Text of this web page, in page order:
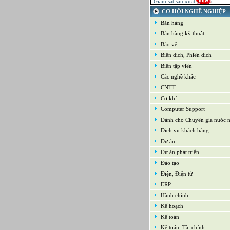
21-09-2022
Kế toán tổng hợp – Thuế
16-09-2022
Nhân viên cao cấp NPD - Phát
phẩm mới
16-09-2022
Giám sát Mua hàng
16-09-2022
Chuyên viên CNTT /Bộ phận
thống
16-09-2022
Trưởng bộ phận Kho
CƠ HỘI NGHỀ NGHIỆP
Bán hàng
Bán hàng kỹ thuật
Bảo vệ
Biên dịch, Phiên dịch
Biên tập viên
Các nghề khác
CNTT
Cơ khí
Computer Support
Dành cho Chuyên gia nước
Dịch vụ khách hàng
Dự án
Dự án phát triển
Đào tạo
Điện, Điện tử
ERP
Hành chính
Kế hoạch
Kế toán
Kế toán, Tài chính